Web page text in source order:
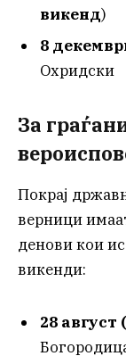
викенд)
8
Охридски
За
Покрај
верници
денови кои
викенди:
28 август